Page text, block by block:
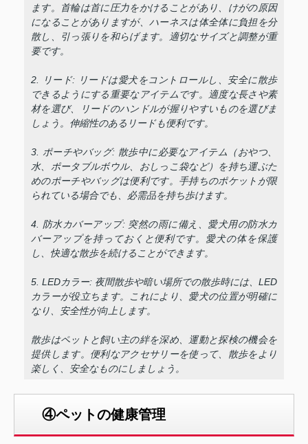
ます。首輪は首に圧力をかけることがあり、けがの原因
になることがありますが、ハーネスは体全体に負担を分
散し、引っ張りを和らげます。適切なサイズと調整が重
要です。
2. リード: リードは愛犬をコントロールし、安全に散歩
できるようにする重要なアイテムです。適度な長さや素
材を選び、リードのハンドルが握りやすいものを選びま
しょう。伸縮性のあるリードも便利です。
3. ポーチやバッグ: 散歩中に必要なアイテム（おやつ、
水、ポータブルボウル、おしっこ袋など）を持ち運ぶた
めのポーチやバッグは便利です。手持ちのポケットが限
られている場合でも、必需品を持ち歩けます。
4. 防水カバーアップ: 突然の雨に備え、愛犬用の防水カ
バーアップを持っておくと便利です。愛犬の体を保護
し、快適な散歩を続けることができます。
5. LEDカラー: 夜間散歩や暗い場所での散歩時には、LED
カラーが役立ちます。これにより、愛犬の位置が明確に
なり、安全性が向上します。
散歩はペットと飼い主の絆を深め、運動と探検の機会を
提供します。便利なアクセサリーを使って、散歩をより
楽しく、安全なものにしましょう。
④ペットの健康管理